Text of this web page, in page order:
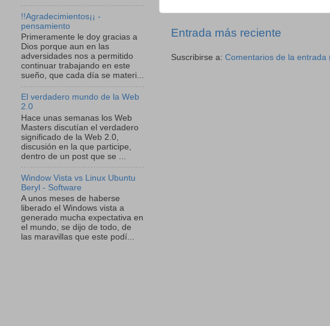
Entrada más reciente
Suscribirse a: Comentarios de la entrada
!!Agradecimientos¡¡ -
pensamiento
Primeramente le doy gracias a
Dios porque aun en las
adversidades nos a permitido
continuar trabajando en este
sueño, que cada día se materi...
El verdadero mundo de la Web
2.0
Hace unas semanas los Web
Masters discutían el verdadero
significado de la Web 2.0,
discusión en la que participe,
dentro de un post que se ...
Window Vista vs Linux Ubuntu
Beryl - Software
A unos meses de haberse
liberado el Windows vista a
generado mucha expectativa en
el mundo, se dijo de todo, de
las maravillas que este podí...